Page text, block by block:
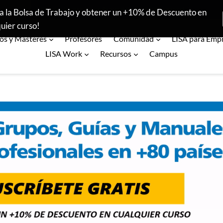
¡Conoce las opiniones de nuestros +19.500 alumnos!
y Másteres expandir
Profesores Comunidad expandir
LISA para
LISA Work
expandir
Recursos expandir
Campus
Bolsa de Trabajo y obtener un +10% de Descuento en
curso!